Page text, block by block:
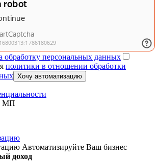
обработку персональных данных
политики в отношении обработки
Хочу автоматизацию
МП
Автоматизируйте Ваш бизнес
доход